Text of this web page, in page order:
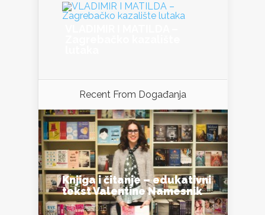
Recent From Događanja
Knjiga i čitanje – edukativni
tekst Valentine Namesnik
Feb 26, 2018